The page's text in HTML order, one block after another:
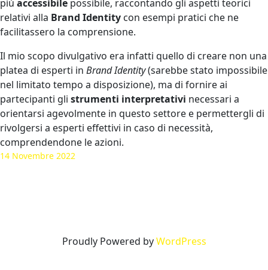
più accessibile possibile, raccontando gli aspetti teorici
relativi alla Brand Identity con esempi pratici che ne
facilitassero la comprensione.
Il mio scopo divulgativo era infatti quello di creare non una
platea di esperti in Brand Identity(sarebbe stato impossibile
nel limitato tempo a disposizione), ma di fornire ai
partecipanti gli strumenti interpretativi necessari a
orientarsi agevolmente in questo settore e permettergli di
rivolgersi a esperti effettivi in caso di necessità,
comprendendone le azioni.
14 Novembre 2022
Proudly Powered byWordPress